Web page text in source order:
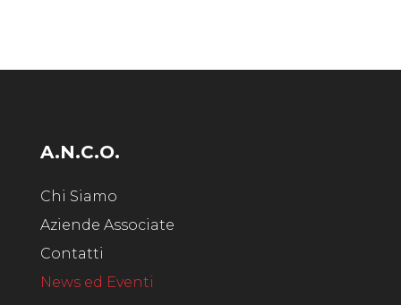
A.N.C.O.
Chi Siamo
Aziende Associate
Contatti
News ed Eventi